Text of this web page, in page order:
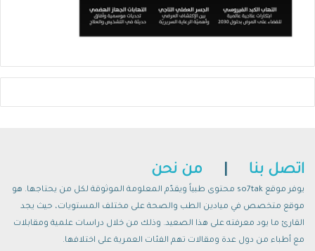
اتصل بنا من نحن
يوفر موقع so7tak محتوى طبياً ويقدّم المعلومة الموثوقة لكل من يحتاجها. هو
موقع متخصص في ميادين الطب والصحة على مختلف المستويات، حيث يجد
القارئ ما يود معرفته على هذا الصعيد. وذلك من خلال دراسات علمية ومقابلات
مع أطباء من دول عدة ومقالات تهم الفئات العمرية على اختلافها.